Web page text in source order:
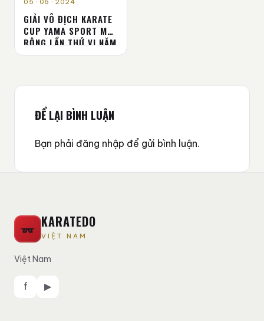
GIẢI VÔ ĐỊCH KARATE
CUP YAMA SPORT MỞ
RỘNG LẦN THỨ VI NĂM
2024: THÀNH CÔNG VÀ
ĐỂ LẠI BÌNH LUẬN
Bạn phải đăng nhập để gửi bình luận.
KARATEDO
VIỆT NAM
Việt Nam
f ▶